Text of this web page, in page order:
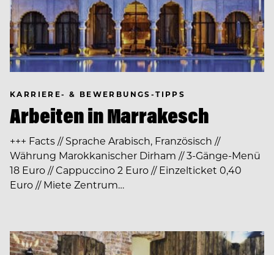
KARRIERE- & BEWERBUNGS-TIPPS
Arbeiten in Marrakesch
+++ Facts // Sprache Arabisch, Französisch //
Währung Marokkanischer Dirham // 3-Gänge-Menü
18 Euro // Cappuccino 2 Euro // Einzelticket 0,40
Euro // Miete Zentrum…